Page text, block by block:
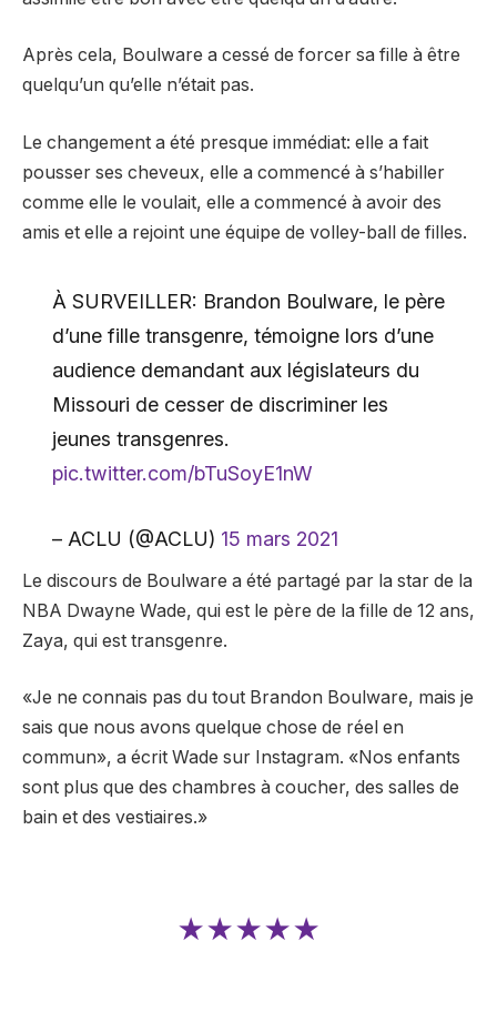
Après cela, Boulware a cessé de forcer sa fille à être
quelqu’un qu’elle n’était pas.
Le changement a été presque immédiat: elle a fait
pousser ses cheveux, elle a commencé à s’habiller
comme elle le voulait, elle a commencé à avoir des
amis et elle a rejoint une équipe de volley-ball de filles.
À SURVEILLER: Brandon Boulware, le père
d’une fille transgenre, témoigne lors d’une
audience demandant aux législateurs du
Missouri de cesser de discriminer les
jeunes transgenres.
pic.twitter.com/bTuSoyE1nW
– ACLU (@ACLU) 15 mars 2021
Le discours de Boulware a été partagé par la star de la
NBA Dwayne Wade, qui est le père de la fille de 12 ans,
Zaya, qui est transgenre.
«Je ne connais pas du tout Brandon Boulware, mais je
sais que nous avons quelque chose de réel en
commun», a écrit Wade sur Instagram. «Nos enfants
sont plus que des chambres à coucher, des salles de
bain et des vestiaires.»
★★★★★